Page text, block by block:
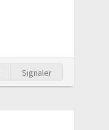
Signaler